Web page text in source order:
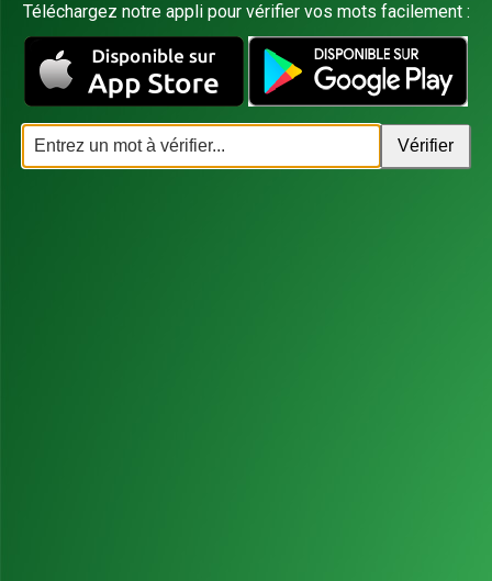
Téléchargez notre appli pour vérifier vos mots facilement :